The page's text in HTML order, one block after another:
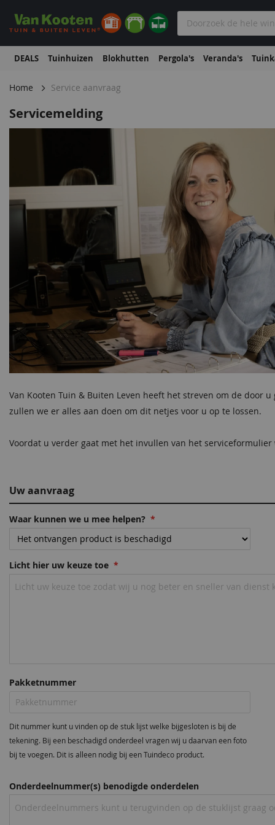
DEALS Tuinhuizen Blokhutten Pergola's Veranda's
Home Service aanvraag
Servicemelding
Van Kooten Tuin & Buiten Leven heeft het streven om de door
zullen we er alles aan doen om dit netjes voor u op te lossen.
Voordat u verder gaat met het invullen van het
Uw aanvraag
Waar kunnen we u mee helpen?
Licht hier uw keuze toe
Pakketnummer
Dit nummer kunt u vinden op de stuk lijst welke bijgesloten is bij de
tekening. Bij een beschadigd onderdeel vragen wij u daarvan een foto
bij te voegen. Dit is alleen nodig bij een Tuindeco product.
Onderdeelnummer(s) benodigde onderdelen